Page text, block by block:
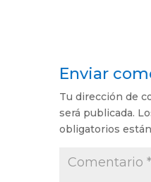
Enviar
Tu dirección de
será publicada.
obligatorios